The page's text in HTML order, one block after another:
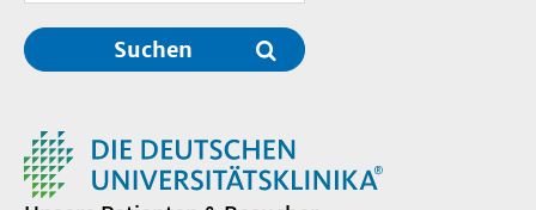
Suchen